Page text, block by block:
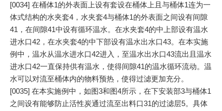
[0034] 在桶体1的外表面上设有套设在桶体上且与桶体1连为一
体式结构的水夹套4，水夹套4与桶体1的外表面之间设有间隙
41，在间隙41中设有循环温水。在水夹套4的中上部设有温水
进水口42，在水夹套4的中下部设有温水出水口43。在本实施
例中，温水从温水进水口42进入，至温水出水口43流出且温水
进水口42一直保持供有温水，使得间隙41的温水循环流动。温
水可以对流至桶体内的物料预热，使得过滤更加充分。
[0035] 在本实施例中，如图3和图4所示，在下安装部3与桶体1
之间设有能够防止活性炭通过流至出料口31的过滤层5。具体